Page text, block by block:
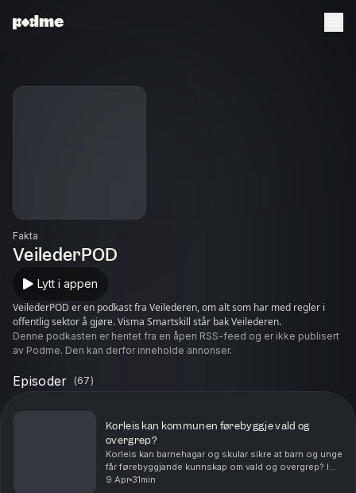
Fakta
VeilederPOD
Lytt i appen
VeilederPOD er en podkast fra Veilederen, om alt som har med regler i
offentlig sektor å gjøre. Visma Smartskill står bak Veilederen.
Denne podkasten er hentet fra en åpen RSS-feed og er ikke publisert
av Podme. Den kan derfor inneholde annonser.
Episoder (67)
Korleis kan kommunen førebyggje vald og
overgrep?
Korleis kan barnehagar og skular sikre at barn og unge
får førebyggjande kunnskap om vald og overgrep? I
denne episoden av VeilederPod møter vi Vigdis og
9 Apr 31min